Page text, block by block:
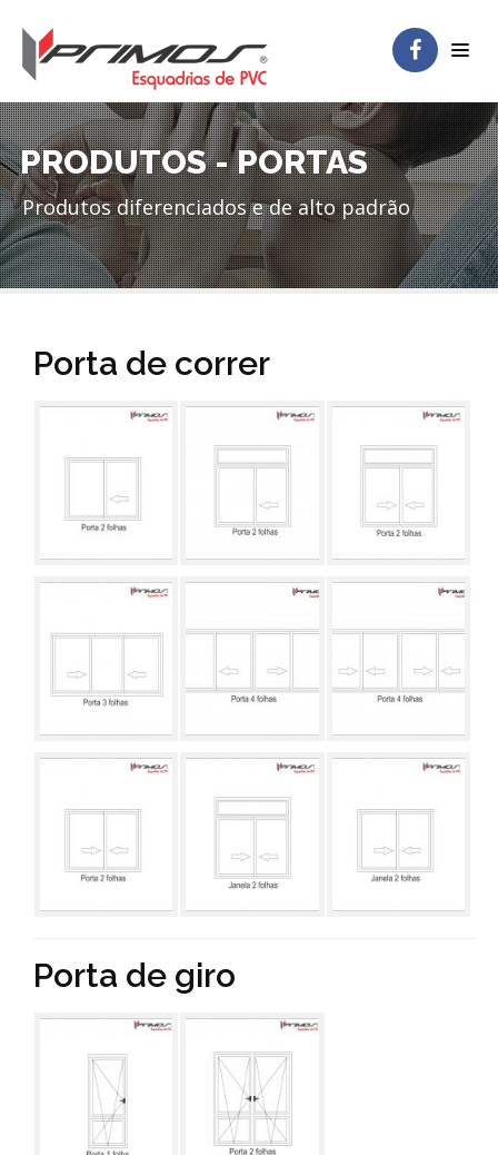
PRODUTOS - PORTAS
Produtos diferenciados e de alto padrão
Porta de correr
Porta de giro